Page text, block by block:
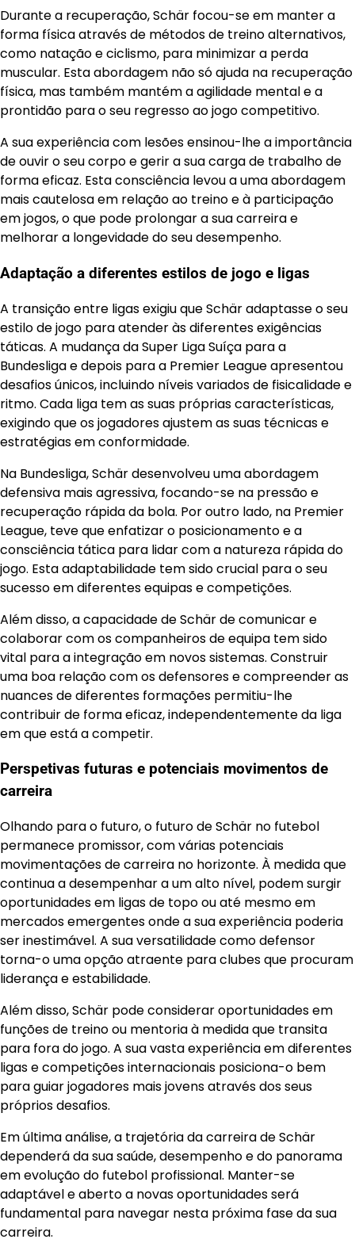
Durante a recuperação, Schär focou-se em manter a
forma física através de métodos de treino alternativos,
como natação e ciclismo, para minimizar a perda
muscular. Esta abordagem não só ajuda na recuperação
física, mas também mantém a agilidade mental e a
prontidão para o seu regresso ao jogo competitivo.
A sua experiência com lesões ensinou-lhe a importância
de ouvir o seu corpo e gerir a sua carga de trabalho de
forma eficaz. Esta consciência levou a uma abordagem
mais cautelosa em relação ao treino e à participação
em jogos, o que pode prolongar a sua carreira e
melhorar a longevidade do seu desempenho.
Adaptação a diferentes estilos de jogo e ligas
A transição entre ligas exigiu que Schär adaptasse o seu
estilo de jogo para atender às diferentes exigências
táticas. A mudança da Super Liga Suíça para a
Bundesliga e depois para a Premier League apresentou
desafios únicos, incluindo níveis variados de fisicalidade e
ritmo. Cada liga tem as suas próprias características,
exigindo que os jogadores ajustem as suas técnicas e
estratégias em conformidade.
Na Bundesliga, Schär desenvolveu uma abordagem
defensiva mais agressiva, focando-se na pressão e
recuperação rápida da bola. Por outro lado, na Premier
League, teve que enfatizar o posicionamento e a
consciência tática para lidar com a natureza rápida do
jogo. Esta adaptabilidade tem sido crucial para o seu
sucesso em diferentes equipas e competições.
Além disso, a capacidade de Schär de comunicar e
colaborar com os companheiros de equipa tem sido
vital para a integração em novos sistemas. Construir
uma boa relação com os defensores e compreender as
nuances de diferentes formações permitiu-lhe
contribuir de forma eficaz, independentemente da liga
em que está a competir.
Perspetivas futuras e potenciais movimentos de
carreira
Olhando para o futuro, o futuro de Schär no futebol
permanece promissor, com várias potenciais
movimentações de carreira no horizonte. À medida que
continua a desempenhar a um alto nível, podem surgir
oportunidades em ligas de topo ou até mesmo em
mercados emergentes onde a sua experiência poderia
ser inestimável. A sua versatilidade como defensor
torna-o uma opção atraente para clubes que procuram
liderança e estabilidade.
Além disso, Schär pode considerar oportunidades em
funções de treino ou mentoria à medida que transita
para fora do jogo. A sua vasta experiência em diferentes
ligas e competições internacionais posiciona-o bem
para guiar jogadores mais jovens através dos seus
próprios desafios.
Em última análise, a trajetória da carreira de Schär
dependerá da sua saúde, desempenho e do panorama
em evolução do futebol profissional. Manter-se
adaptável e aberto a novas oportunidades será
fundamental para navegar nesta próxima fase da sua
carreira.